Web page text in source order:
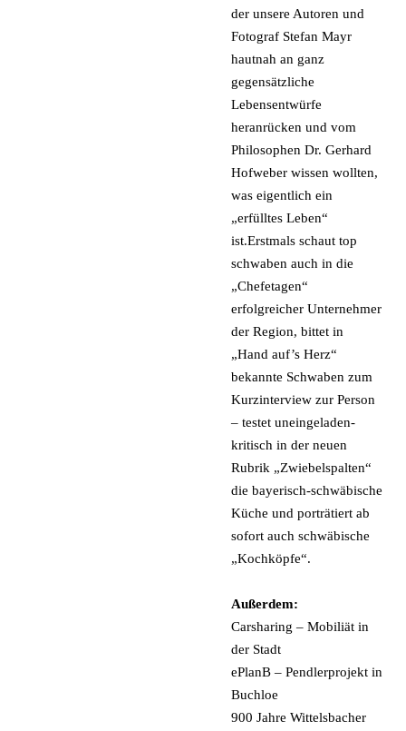
der unsere Autoren und
Fotograf Stefan Mayr
hautnah an ganz
gegensätzliche
Lebensentwürfe
heranrücken und vom
Philosophen Dr. Gerhard
Hofweber wissen wollten,
was eigentlich ein
„erfülltes Leben“
ist.Erstmals schaut top
schwaben auch in die
„Chefetagen“
erfolgreicher Unternehmer
der Region, bittet in
„Hand auf’s Herz“
bekannte Schwaben zum
Kurzinterview zur Person
– testet uneingeladen-
kritisch in der neuen
Rubrik „Zwiebelspalten“
die bayerisch-schwäbische
Küche und porträtiert ab
sofort auch schwäbische
„Kochköpfe“.
Außerdem:
Carsharing – Mobiliät in
der Stadt
ePlanB – Pendlerprojekt in
Buchloe
900 Jahre Wittelsbacher